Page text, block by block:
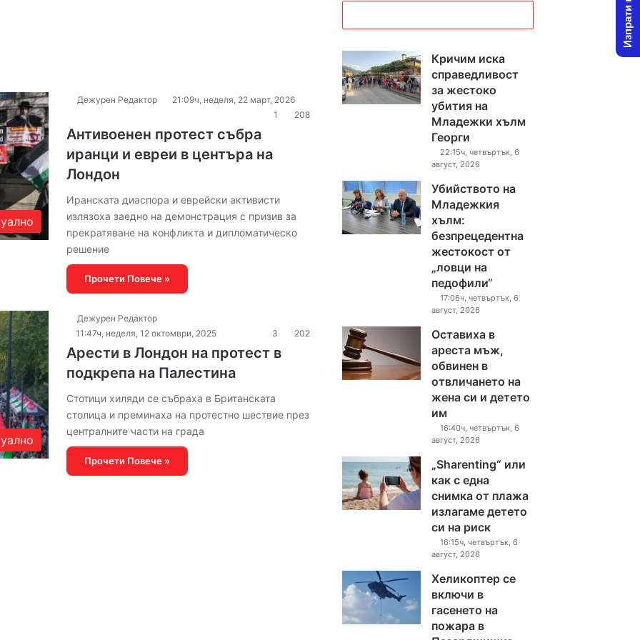
Дежурен Редактор
21:09ч, неделя, 22 март, 2026
1
208
Антивоенен протест събра
иранци и евреи в центъра на
Лондон
Иранската диаспора и еврейски активисти
излязоха заедно на демонстрация с призив за
прекратяване на конфликта и дипломатическо
решение
Прочети Повече »
Дежурен Редактор
11:47ч, неделя, 12 октомври, 2025
3 202
Арести в Лондон на протест в
подкрепа на Палестина
Стотици хиляди се събраха в Британската
столица и преминаха на протестно шествие през
централните части на града
Прочети Повече »
Кричим иска
справедливост
за жестоко
убития на
Младежки хълм
Георги
22:15ч, четвъртък, 6
август, 2026
Убийството на
Младежкия
хълм:
безпрецедентна
жестокост от
„ловци на
педофили“
17:06ч, четвъртък, 6
август, 2026
Оставиха в
ареста мъж,
обвинен в
отвличането на
жена си и детето
им
16:40ч, четвъртък, 6
август, 2026
„Sharenting“ или
как с една
снимка от плажа
излагаме детето
си на риск
16:15ч, четвъртък, 6
август, 2026
Хеликоптер се
включи в
гасенето на
пожара в